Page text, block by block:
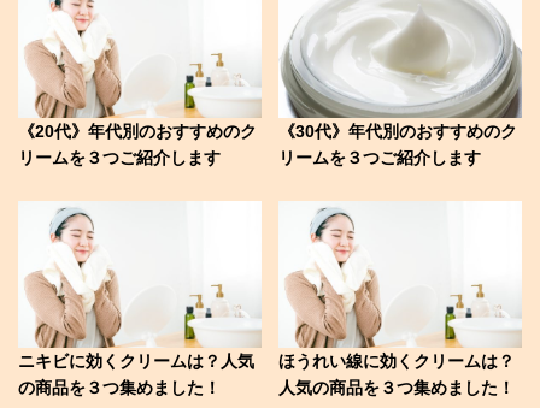
《20代》年代別のおすすめのク
リームを３つご紹介します
《30代》年代別のおすすめのク
リームを３つご紹介します
ニキビに効くクリームは？人気
の商品を３つ集めました！
ほうれい線に効くクリームは？
人気の商品を３つ集めました！